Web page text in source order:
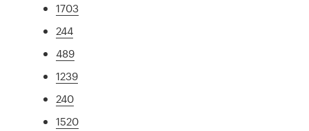
1703
244
489
1239
240
1520